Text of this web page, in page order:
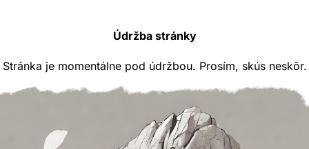
Údržba stránky
Stránka je momentálne pod údržbou. Prosím, skús neskôr.